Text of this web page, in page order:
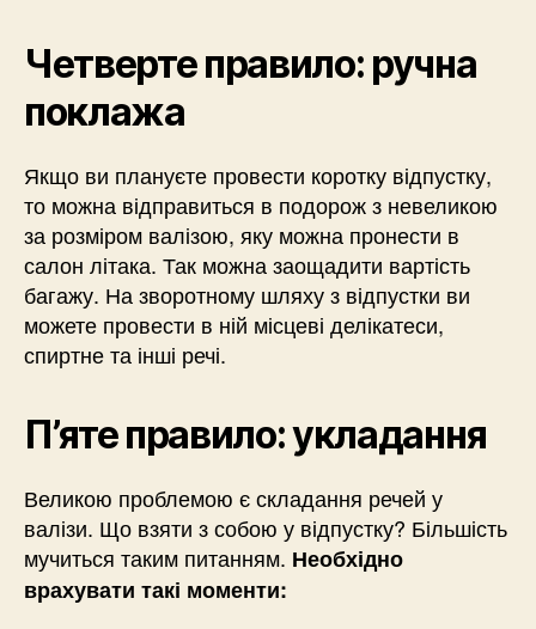
Четверте правило: ручна
поклажа
Якщо ви плануєте провести коротку відпустку,
то можна відправиться в подорож з невеликою
за розміром валізою, яку можна пронести в
салон літака. Так можна заощадити вартість
багажу. На зворотному шляху з відпустки ви
можете провести в ній місцеві делікатеси,
спиртне та інші речі.
П’яте правило: укладання
Великою проблемою є складання речей у
валізи. Що взяти з собою у відпустку? Більшість
мучиться таким питанням. Необхідно
врахувати такі моменти: